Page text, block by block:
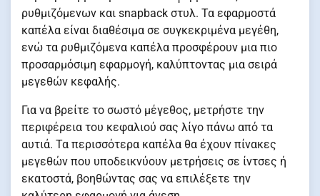
ρυθμιζόμενων και snapback στυλ. Τα εφαρμοστά
καπέλα είναι διαθέσιμα σε συγκεκριμένα μεγέθη,
ενώ τα ρυθμιζόμενα καπέλα προσφέρουν μια πιο
προσαρμόσιμη εφαρμογή, καλύπτοντας μια σειρά
μεγεθών κεφαλής.
Για να βρείτε το σωστό μέγεθος, μετρήστε την
περιφέρεια του κεφαλιού σας λίγο πάνω από τα
αυτιά. Τα περισσότερα καπέλα θα έχουν πίνακες
μεγεθών που υποδεικνύουν μετρήσεις σε ίντσες ή
εκατοστά, βοηθώντας σας να επιλέξετε την